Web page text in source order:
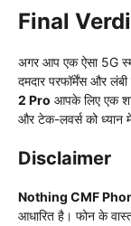
Final
अगर आप एक ऐसा 5G
दमदार परफॉर्मेंस और
2 Pro आपके लिए एक
और टेक-लवर्स को ध्यान
Disclaimer
Nothing CMF
आधारित है। फोन के